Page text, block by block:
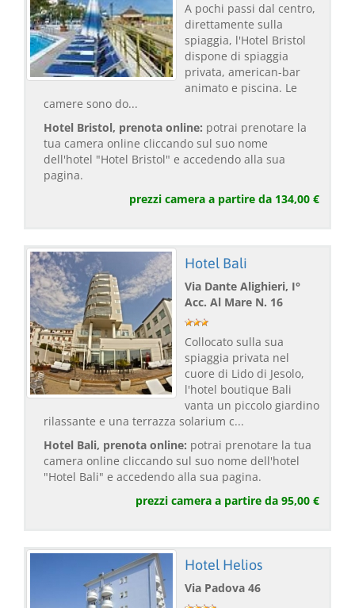
A pochi passi dal centro,
direttamente sulla
spiaggia, l'Hotel Bristol
dispone di spiaggia
privata, american-bar
animato e piscina. Le
camere sono do...
Hotel Bristol, prenota online: potrai prenotare la
tua camera online cliccando sul suo nome
dell'hotel "Hotel Bristol" e accedendo alla sua
pagina.
prezzi camera a partire da 134,00 €
Hotel Bali
Via Dante Alighieri, I°
Acc. Al Mare N. 16
Collocato sulla sua
spiaggia privata nel
cuore di Lido di Jesolo,
l'hotel boutique Bali
vanta un piccolo giardino
rilassante e una terrazza solarium c...
Hotel Bali, prenota online: potrai prenotare la tua
camera online cliccando sul suo nome dell'hotel
"Hotel Bali" e accedendo alla sua pagina.
prezzi camera a partire da 95,00 €
Hotel Helios
Via Padova 46